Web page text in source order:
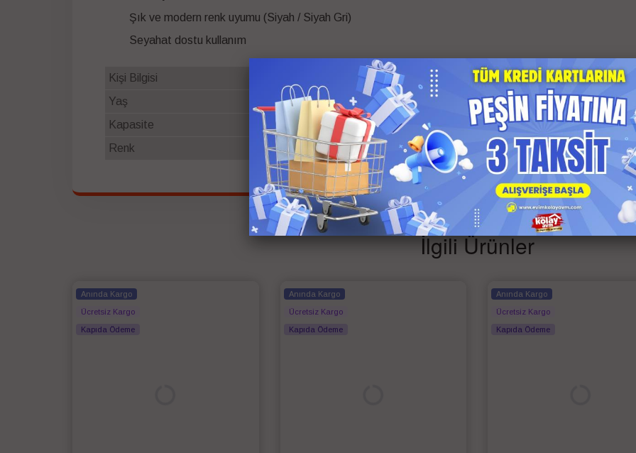
Şık ve modern renk uyumu (Siyah / Siyah Gri)
Seyahat dostu kullanım
Kişi Bilgisi
Yaş
0-3
Kapasite
0-15 KG
Renk
Siyah&Gri
İlgili Ürünler
Anında Kargo
Ücretsiz Kargo
Kapıda Ödeme
Anında Kargo
Ücretsiz Kargo
Kapıda Ödeme
Anında Kargo
Ücretsiz Kargo
Kapıda Ödeme